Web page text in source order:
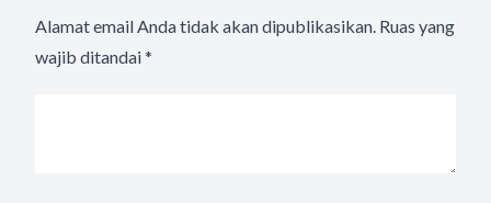
Alamat email Anda tidak akan dipublikasikan. Ruas yang
wajib ditandai*